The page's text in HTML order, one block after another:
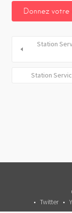
Station
Station
Twitter